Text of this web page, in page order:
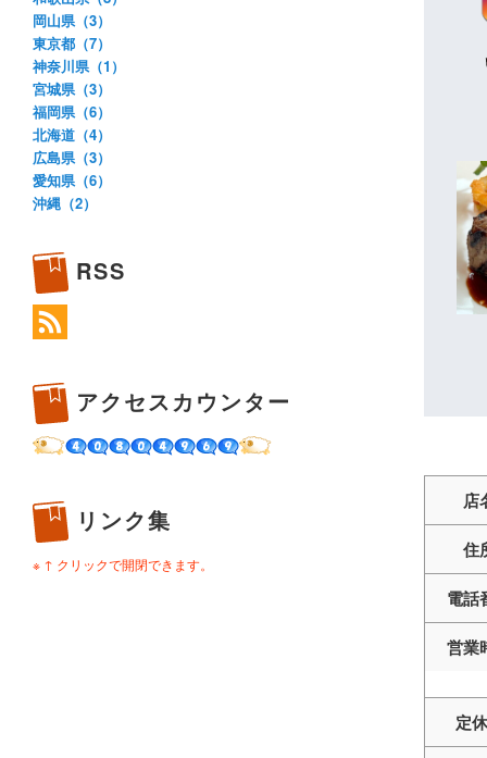
店
住
電話
営業
定
岡山県（3）
東京都（7）
神奈川県（1）
宮城県（3）
福岡県（6）
北海道（4）
広島県（3）
愛知県（6）
沖縄（2）
RSS
アクセスカウンター
リンク集
※ ↑ クリックで開閉できます。